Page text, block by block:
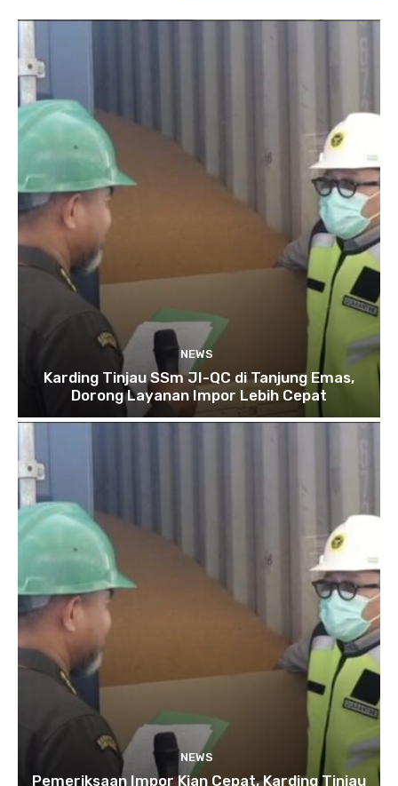
NEWS
Karding Tinjau SSm JI-QC di Tanjung Emas,
Dorong Layanan Impor Lebih Cepat
NEWS
Pemeriksaan Impor Kian Cepat, Karding Tinjau